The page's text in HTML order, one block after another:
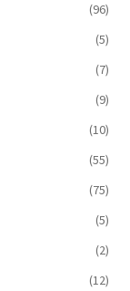
(96)
(5)
(7)
(9)
(10)
(55)
(75)
(5)
(2)
(12)